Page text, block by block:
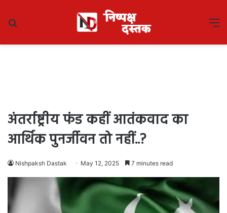
अंतर्राष्ट्रीय फंड कहीं आतंकवाद का
आर्थिक पुनर्जीवन तो नहीं..?
Nishpaksh Dastak May 12, 2025 7 minutes read